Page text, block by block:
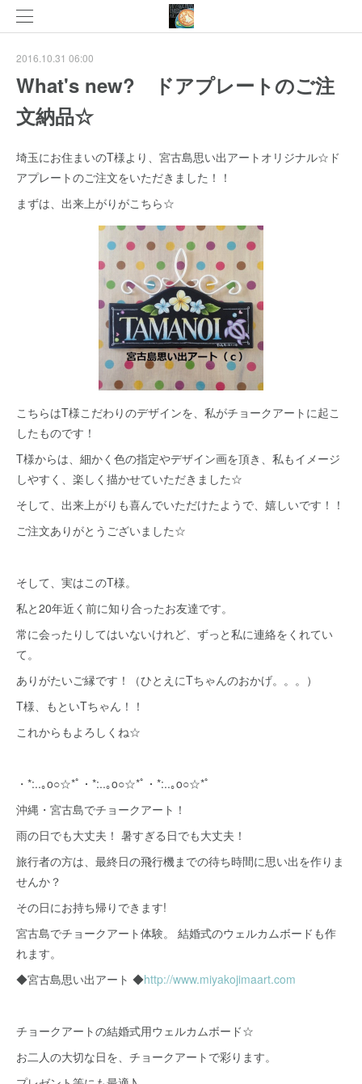
2016.10.31 06:00
What's new? ドアプレートのご注
文納品☆
埼玉にお住まいのT様より、宮古島思い出アートオリジナル☆ド
アプレートのご注文をいただきました！！
まずは、出来上がりがこちら☆
こちらはT様こだわりのデザインを、私がチョークアートに起こ
したものです！
T様からは、細かく色の指定やデザイン画を頂き、私もイメージ
しやすく、楽しく描かせていただきました☆
そして、出来上がりも喜んでいただけたようで、嬉しいです！！
ご注文ありがとうございました☆
そして、実はこのT様。
私と20年近く前に知り合ったお友達です。
常に会ったりしてはいないけれど、ずっと私に連絡をくれてい
て。
ありがたいご縁です！（ひとえにTちゃんのおかげ。。。）
T様、もといTちゃん！！
これからもよろしくね☆
・*:..｡o○☆*ﾟ・*:..｡o○☆*ﾟ・*:..｡o○☆*ﾟ
沖縄・宮古島でチョークアート！
雨の日でも大丈夫！ 暑すぎる日でも大丈夫！
旅行者の方は、最終日の飛行機までの待ち時間に思い出を作りま
せんか？
その日にお持ち帰りできます!
宮古島でチョークアート体験。 結婚式のウェルカムボードも作
れます。
◆宮古島思い出アート ◆http://www.miyakojimaart.com
チョークアートの結婚式用ウェルカムボード☆
お二人の大切な日を、チョークアートで彩ります。